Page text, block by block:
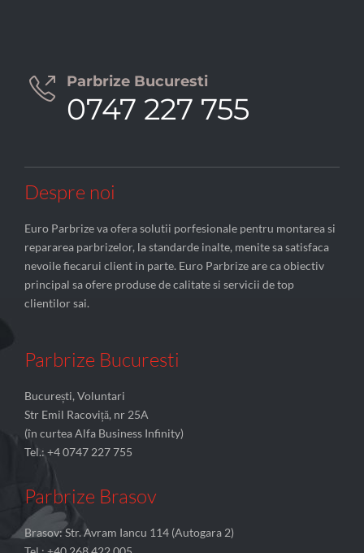
 Parbrize Bucuresti
0747 227 755
Despre noi
Euro Parbrize va ofera solutii porfesionale pentru montarea si
repararea parbrizelor, la standarde inalte, menite sa satisfaca
nevoile fiecarui client in parte. Euro Parbrize are ca obiectiv
principal sa ofere produse de calitate si servicii de top
clientilor sai.
Parbrize Bucuresti
București, Voluntari
Str Emil Racoviță, nr 25A
(în curtea Alfa Business Infinity)
Tel.: +4 0747 227 755
Parbrize Brasov
Brasov: Str. Avram Iancu 114 (Autogara 2)